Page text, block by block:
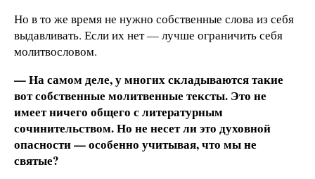
Но в то же время не нужно собственные слова из себя
выдавливать. Если их нет — лучше ограничить себя
молитвословом.
— На самом деле, у многих складываются такие
вот собственные молитвенные тексты. Это не
имеет ничего общего с литературным
сочинительством. Но не несет ли это духовной
опасности — особенно учитывая, что мы не
святые?